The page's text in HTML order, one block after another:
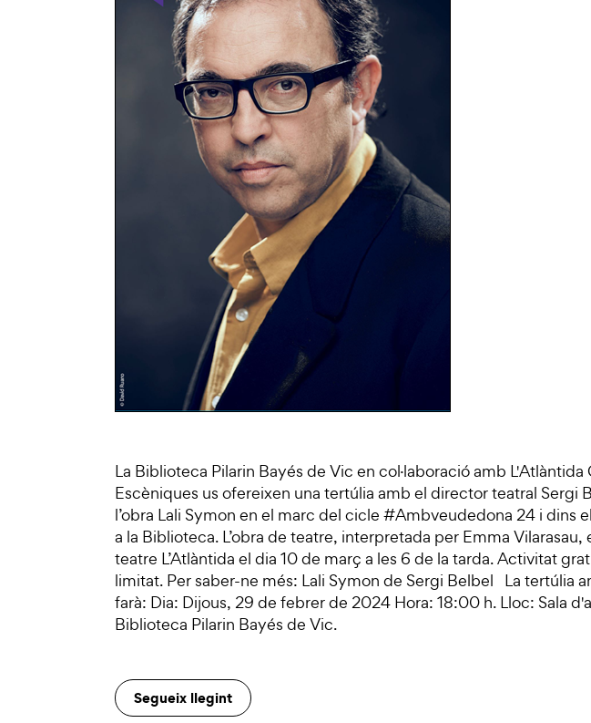
La Biblioteca Pilarin Bayés de Vic en col·laboració amb
Escèniques us ofereixen una tertúlia amb el director teatral Sergi
l’obra Lali Symon en el marc del cicle #Ambveudedona 24 i dins
a la Biblioteca. L’obra de teatre, interpretada per Emma Vilarasau,
teatre L’Atlàntida el dia 10 de març a les 6 de la tarda. Activitat
limitat. Per saber-ne més: Lali Symon de Sergi Belbel La tertúlia
farà: Dia: Dijous, 29 de febrer de 2024 Hora: 18:00 h. Lloc: Sala
Biblioteca Pilarin Bayés de Vic.
Segueix llegint